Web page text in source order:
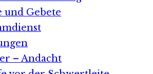
und Gebete
– Andacht